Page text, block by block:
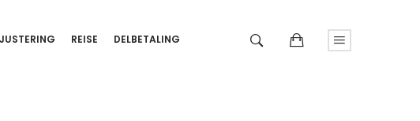
JUSTERING REISE DELBETALING